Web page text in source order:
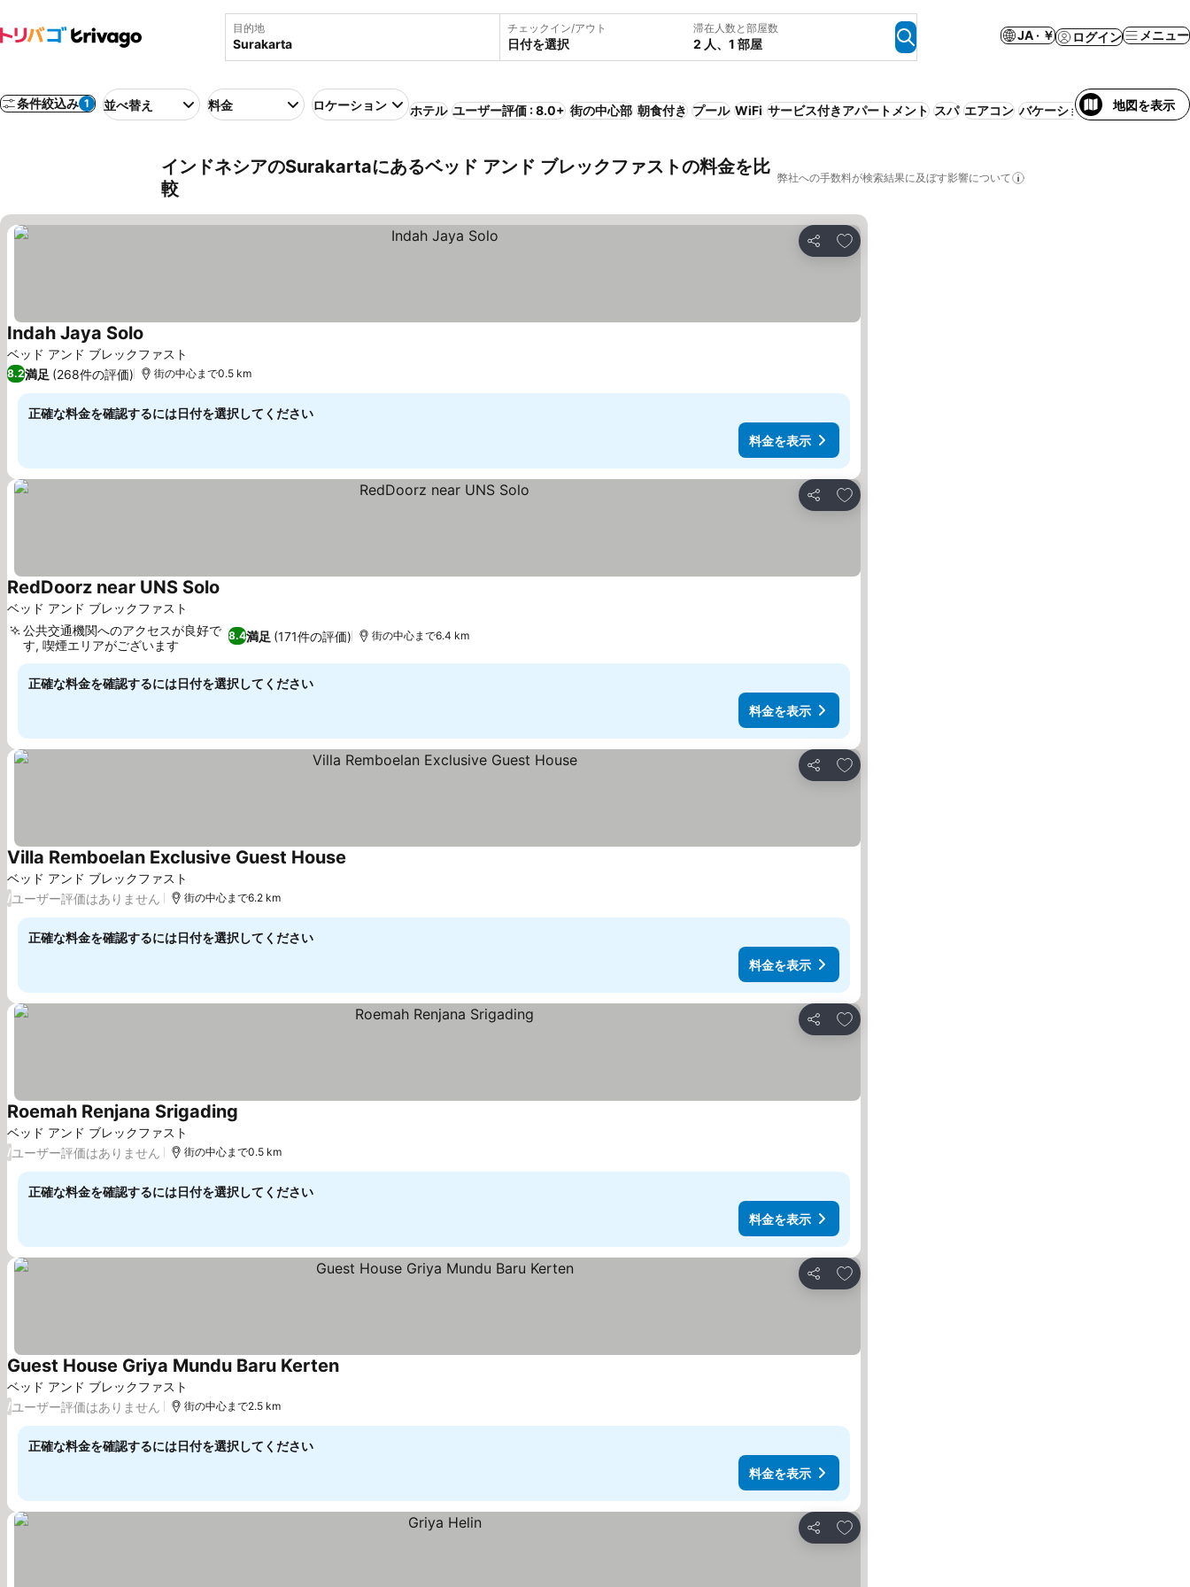
目的地 チェックイン/アウト
日付を選択
滞在人数と部屋数
2 人、1 部屋
JA · ￥ ログイン メニュー
条件絞込み 1 並べ替え 料金 ロケーション ホテル ユーザー評価 : 8.0+ 街の中心部 朝食付き プール WiFi サービス付きアパートメント スパ エアコン バケーションレンタル (貸切)
地図を表示
インドネシアのSurakartaにあるベッド アンド ブレックファストの料金を比
較
弊社への手数料が検索結果に及ぼす影響について
シェア
お気に入りに追加
ベッド アンド ブレックファスト
Indah Jaya Solo
8.2満足 (268件の評価) 街の中心まで0.5 km
正確な料金を確認するには日付を選択してください
料金を表示
シェア
お気に入りに追加
ベッド アンド ブレックファスト
RedDoorz near UNS Solo
8.4満足 (171件の評価)
公共交通機関へのアクセスが良好で
す, 喫煙エリアがございます
街の中心まで6.4 km
正確な料金を確認するには日付を選択してください
料金を表示
シェア
お気に入りに追加
ベッド アンド ブレックファスト
Villa Remboelan Exclusive Guest House
/ユーザー評価はありません 街の中心まで6.2 km
正確な料金を確認するには日付を選択してください
料金を表示
シェア
お気に入りに追加
ベッド アンド ブレックファスト
Roemah Renjana Srigading
/ユーザー評価はありません 街の中心まで0.5 km
正確な料金を確認するには日付を選択してください
料金を表示
シェア
お気に入りに追加
ベッド アンド ブレックファスト
Guest House Griya Mundu Baru Kerten料金を表示
/ユーザー評価はありません 街の中心まで2.5 km
正確な料金を確認するには日付を選択してください
料金を表示
シェア
お気に入りに追加